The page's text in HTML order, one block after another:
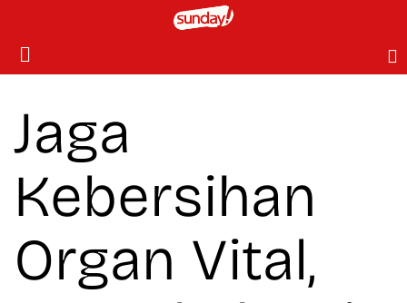
Jaga
Kebersihan
Organ Vital,